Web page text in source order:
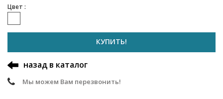
Цвет :
КУПИТЬ!
назад в каталог
Мы можем Вам перезвонить!